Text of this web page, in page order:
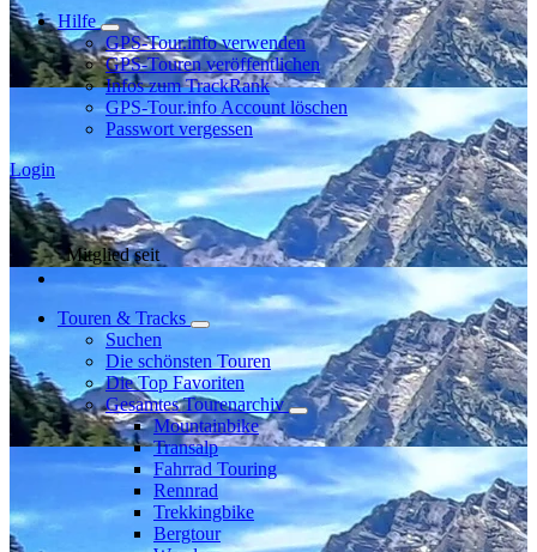
Hilfe
GPS-Tour.info verwenden
GPS-Touren veröffentlichen
Infos zum TrackRank
GPS-Tour.info Account löschen
Passwort vergessen
Login
Mitglied seit
Touren & Tracks
Suchen
Die schönsten Touren
Die Top Favoriten
Gesamtes Tourenarchiv
Mountainbike
Transalp
Fahrrad Touring
Rennrad
Trekkingbike
Bergtour